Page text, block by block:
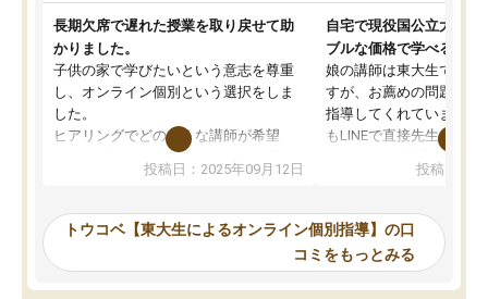
長期欠席で遅れた授業を取り戻せて助
かりました。
子供の家で学びたいという意志を尊重
し、オンライン個別という選択をしま
した。
ヒアリングでどのような講師が希望
か、オプションは付帯するかなど選ぶ
事が出来ました。
ーティングを行い、その講師で良いか
見てから講師を決定する事ができま
す。
投稿日：2025年09月12日
自宅で現役国公立大学生
ブルな価格で学べる
娘の講師は東大生では無
すが、お薦めの問題集や
指導してくれています。
もLINEで直接先生に質問
めれるので、個人に合
いなのがあり(有料)、受
ことをどんなスケジュー
くか相談したのですが、
ち期待したものではなく
投稿日：
トウコベ【東大生によるオンライン個別指導】の口
コミをもっとみる